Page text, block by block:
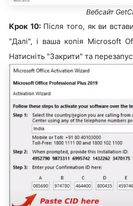
Вебсайт
Крок 10: Після того, як ви
"Далі", і ваша копія Microsoft
Натисніть "Закрити" та